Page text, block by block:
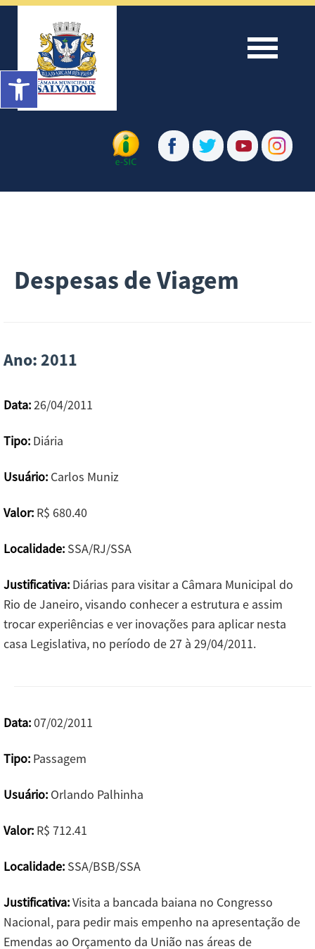
Menu
Despesas de Viagem
Ano: 2011
Data:26/04/2011
Tipo: Diária
Usuário: Carlos Muniz
Valor: R$ 680.40
Localidade: SSA/RJ/SSA
Justificativa: Diárias para visitar a Câmara Municipal do
Rio de Janeiro, visando conhecer a estrutura e assim
trocar experiências e ver inovações para aplicar nesta
casa Legislativa, no período de 27 à 29/04/2011.
Data:07/02/2011
Tipo: Passagem
Usuário: Orlando Palhinha
Valor: R$ 712.41
Localidade: SSA/BSB/SSA
Justificativa:Visita a bancada baiana no Congresso
Nacional, para pedir mais empenho na apresentação de
Emendas ao Orçamento da União nas áreas de
Barra de Ferramentas Aberta